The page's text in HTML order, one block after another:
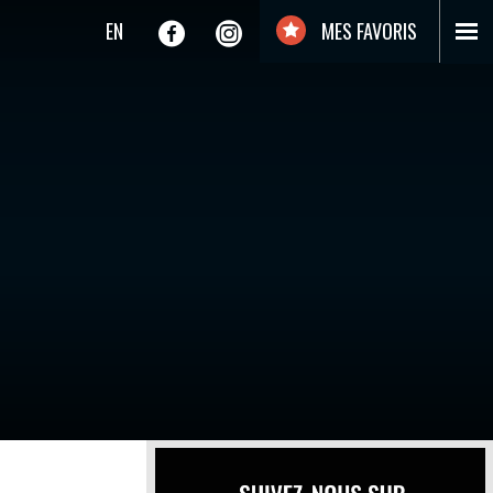
EN MES FAVORIS